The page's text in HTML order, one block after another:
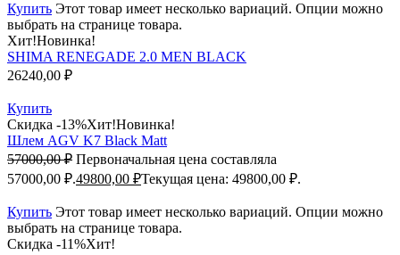
Купить Этот товар имеет несколько вариаций. Опции можно
выбрать на странице товара.
Хит!Новинка!
SHIMA RENEGADE 2.0 MEN BLACK
26240,00 ₽
Купить
Скидка -13%Хит!Новинка!
Шлем AGV K7 Black Matt
57000,00₽ Первоначальная цена составляла
57000,00 ₽.49800,00 ₽Текущая цена: 49800,00 ₽.
Купить Этот товар имеет несколько вариаций. Опции можно
выбрать на странице товара.
Скидка -11%Хит!